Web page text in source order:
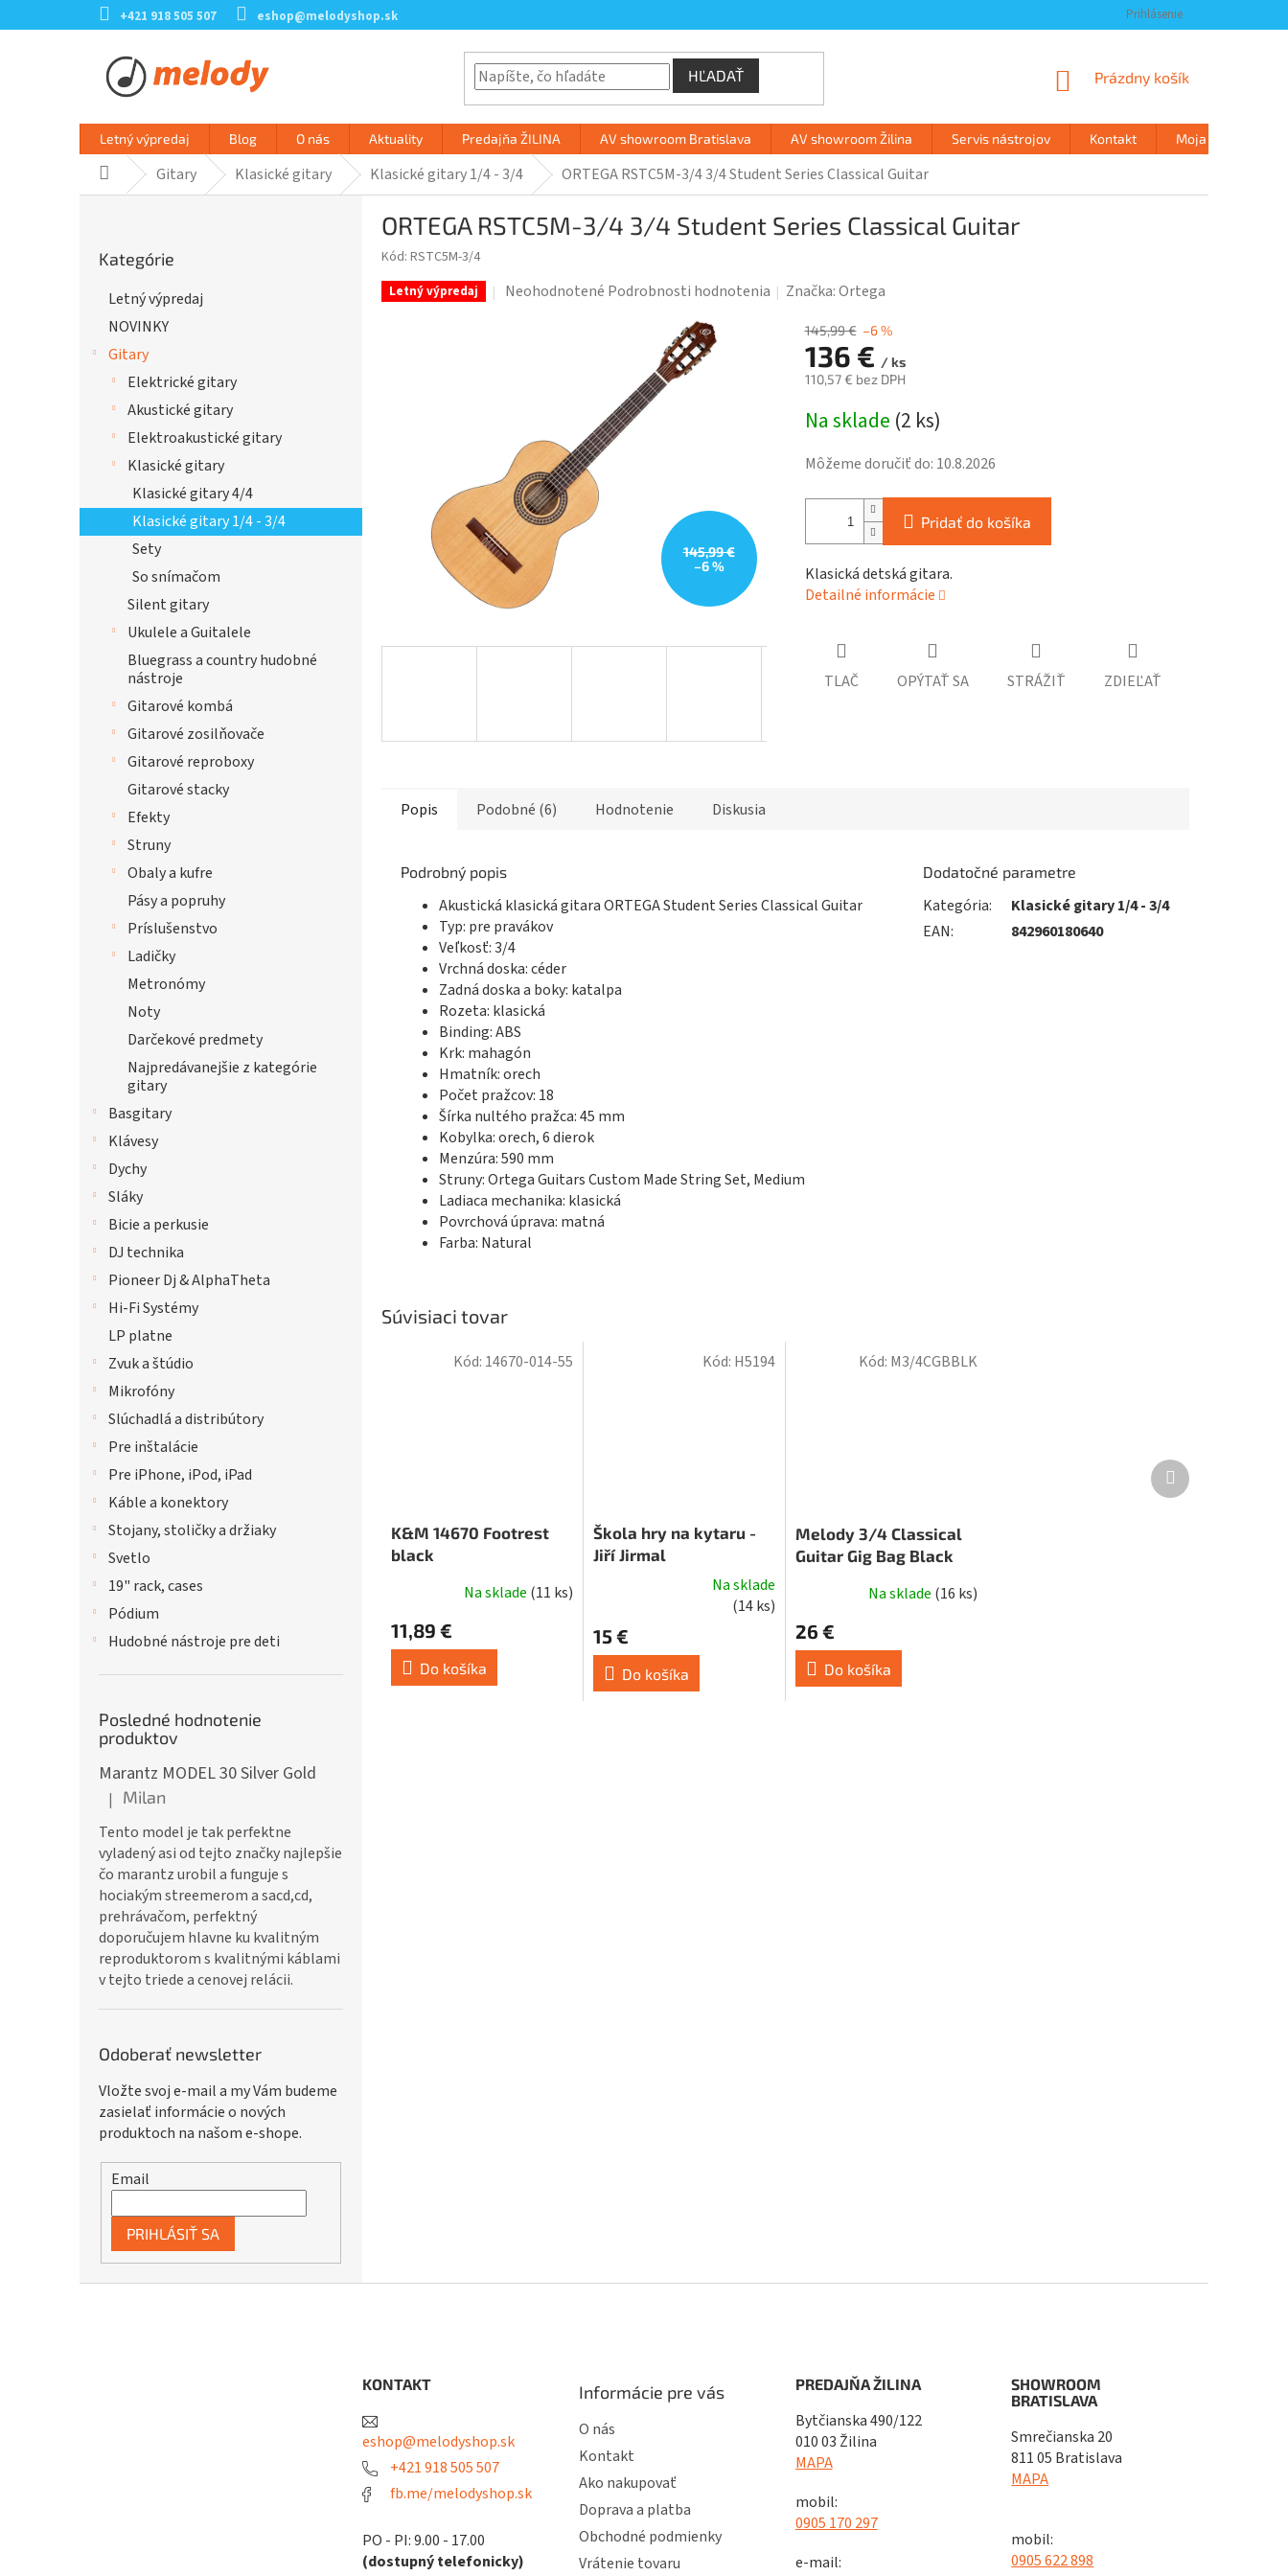
na
+421 918 505 507 eshop@melodyshop.sk Prihlásenie
HĽADAŤ
NÁKUPNÝ
Prázdny košík
Letný výpredaj Blog O nás Aktuality Predajňa ŽILINA AV showroom Bratislava AV showroom Žilina Servis nástrojov Kontakt Moja objednávka
DomovGitary Klasické gitary Klasické gitary 1/4 - 3/4 ORTEGA RSTC5M-3/4 3/4 Student Series Classical Guitar
kategórie
Kategórie
Letný výpredaj
NOVINKY
Gitary
Elektrické gitary
Akustické gitary
Elektroakustické gitary
Klasické gitary
Klasické gitary 4/4
Klasické gitary 1/4 - 3/4
Sety
So snímačom
Silent gitary
Ukulele a Guitalele
Bluegrass a country hudobné
nástroje
Gitarové kombá
Gitarové zosilňovače
Gitarové reproboxy
Gitarové stacky
Efekty
Struny
Obaly a kufre
Pásy a popruhy
Príslušenstvo
Ladičky
Metronómy
Noty
Darčekové predmety
Najpredávanejšie z kategórie
gitary
Basgitary
Klávesy
Dychy
Sláky
Bicie a perkusie
DJ technika
Pioneer Dj & AlphaTheta
Hi-Fi Systémy
LP platne
Zvuk a štúdio
Mikrofóny
Slúchadlá a distribútory
Pre inštalácie
Pre iPhone, iPod, iPad
Káble a konektory
Stojany, stoličky a držiaky
Svetlo
19" rack, cases
Pódium
Hudobné nástroje pre deti
Posledné hodnotenie
produktov
Marantz MODEL 30 Silver Gold
Hodnotenie produktu je 5 z 5 hviezdičiek.
| Milan
Tento model je tak perfektne
vyladený asi od tejto značky najlepšie
čo marantz urobil a funguje s
hociakým streemerom a sacd,cd,
prehrávačom, perfektný
doporučujem hlavne ku kvalitným
reproduktorom s kvalitnými káblami
v tejto triede a cenovej relácii.
Odoberať newsletter
Vložte svoj e-mail a my Vám budeme
zasielať informácie o nových
produktoch na našom e-shope.
Email
PRIHLÁSIŤ SA
ORTEGA RSTC5M-3/4 3/4 Student Series Classical Guitar
Kód: RSTC5M-3/4
Letný výpredaj
Priemerné
hviezdičiek.
Neohodnotené Podrobnosti hodnotenia Značka:Ortega
145,99 €
–6 %
145,99 € –6 %
136 € / ks
110,57 € bez DPH
cena:
Na sklade (2 ks)
Môžeme doručiť do: 10.8.2026
Pridať do košíka
Klasická detská gitara.
Detailné informácie
TLAČ OPÝTAŤ SA STRÁŽIŤ ZDIEĽAŤ
Popis Podobné (6) Hodnotenie Diskusia
Podrobný popis
Akustická klasická gitara ORTEGA Student Series Classical Guitar
Typ: pre pravákov
Veľkosť: 3/4
Vrchná doska: céder
Zadná doska a boky: katalpa
Rozeta: klasická
Binding: ABS
Krk: mahagón
Hmatník: orech
Počet pražcov: 18
Šírka nultého pražca: 45 mm
Kobylka: orech, 6 dierok
Menzúra: 590 mm
Struny:Ortega Guitars Custom Made String Set, Medium
Ladiaca mechanika: klasická
Povrchová úprava: matná
Farba: Natural
Dodatočné parametre
Kategória:
Klasické gitary 1/4 - 3/4
EAN: 842960180640
Súvisiaci tovar
K&M 14670 Footrest
black
Na sklade (11 ks)
11,89 €
Do košíka
Kód: 14670-014-55
Škola hry na kytaru -
Jiří Jirmal
produktu
4,0
Na sklade
(14 ks)
15 €
Do košíka
Kód: H5194
Melody 3/4 Classical
Guitar Gig Bag Black
Na sklade (16 ks)
26 €
Do košíka
Kód: M3/4CGBBLK
Ďalší
produkt
KONTAKT
eshop@melodyshop.sk
+421 918 505 507
fb.me/melodyshop.sk
PO - PI: 9.00 - 17.00
(dostupný telefonicky)
Informácie pre vás
O nás
Kontakt
Ako nakupovať
Doprava a platba
Obchodné podmienky
Vrátenie tovaru
PREDAJŇA ŽILINA
Bytčianska 490/122
010 03 Žilina
MAPA
mobil:
0905 170 297
e-mail:
SHOWROOM
BRATISLAVA
Smrečianska 20
811 05 Bratislava
MAPA
mobil:
0905 622 898